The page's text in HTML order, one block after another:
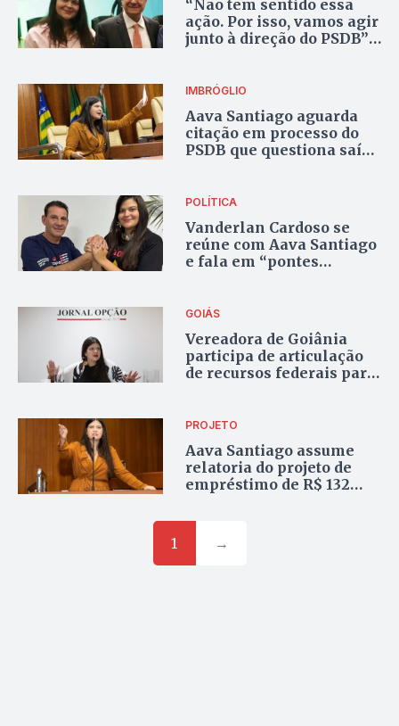
“Não tem sentido essa
ação. Por isso, vamos agir
junto à direção do PSDB”,
infidelidade partidária
contra Aava
IMBRÓGLIO
Aava Santiago aguarda
citação em processo do
PSDB que questiona saída
POLÍTICA
Vanderlan Cardoso se
reúne com Aava Santiago
e fala em “pontes
GOIÁS
Vereadora de Goiânia
participa de articulação
de recursos federais para
PROJETO
Aava Santiago assume
relatoria do projeto de
empréstimo de R$ 132
Finanças da Câmara
1
→